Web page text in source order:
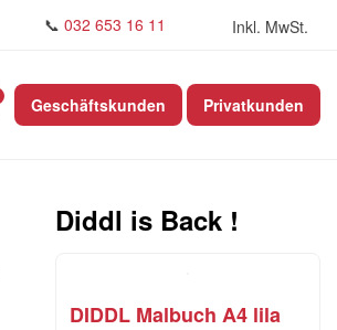
📞 032 653 16 11 Inkl. MwSt.
Geschäftskunden Privatkunden
Diddl is Back !
DIDDL Malbuch A4 lila